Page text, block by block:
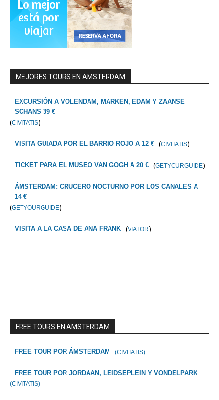
MEJORES TOURS EN AMSTERDAM
EXCURSIÓN A VOLENDAM, MARKEN, EDAM Y ZAANSE
SCHANS 39 €
(CIVITATIS)
VISITA GUIADA POR EL BARRIO ROJO A 12 € (CIVITATIS)
TICKET PARA EL MUSEO VAN GOGH A 20 € (GETYOURGUIDE)
ÁMSTERDAM: CRUCERO NOCTURNO POR LOS CANALES A
14 €
(GETYOURGUIDE)
VISITA A LA CASA DE ANA FRANK (VIATOR)
FREE TOURS EN AMSTERDAM
FREE TOUR POR ÁMSTERDAM (CIVITATIS)
FREE TOUR POR JORDAAN, LEIDSEPLEIN Y VONDELPARK
(CIVITATIS)